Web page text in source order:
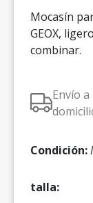
Mocasín
GEOX,
combinar.
Envío a
Condición:
talla: